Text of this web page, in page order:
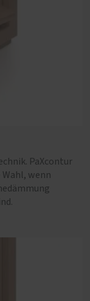
PaXcontur
wenn
authentischen